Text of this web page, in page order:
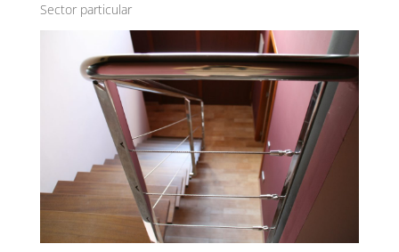
Sector particular